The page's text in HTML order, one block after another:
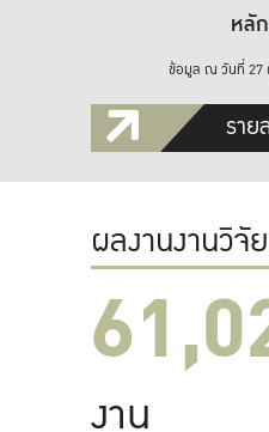
หลั
ข้อมูล ณ วันที่ 27
ราย
ผลงานงานวิจั
งาน